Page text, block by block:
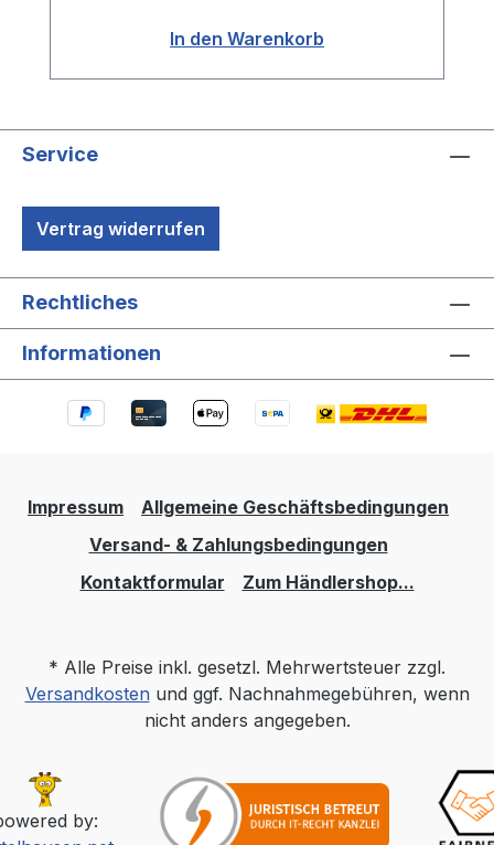
In den Warenkorb
Service
Vertrag widerrufen
Rechtliches
Informationen
Impressum
Allgemeine Geschäftsbedingungen
Versand- & Zahlungsbedingungen
Kontaktformular
Zum Händlershop...
* Alle Preise inkl. gesetzl. Mehrwertsteuer zzgl.
Versandkostenund ggf. Nachnahmegebühren, wenn
nicht anders angegeben.
by: